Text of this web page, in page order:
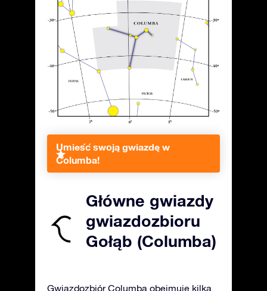
Umieść swoją gwiazdę w
Columba!
Główne gwiazdy
gwiazdozbioru
Gołąb (Columba)
Gwiazdozbiór Columba obejmuje kilka